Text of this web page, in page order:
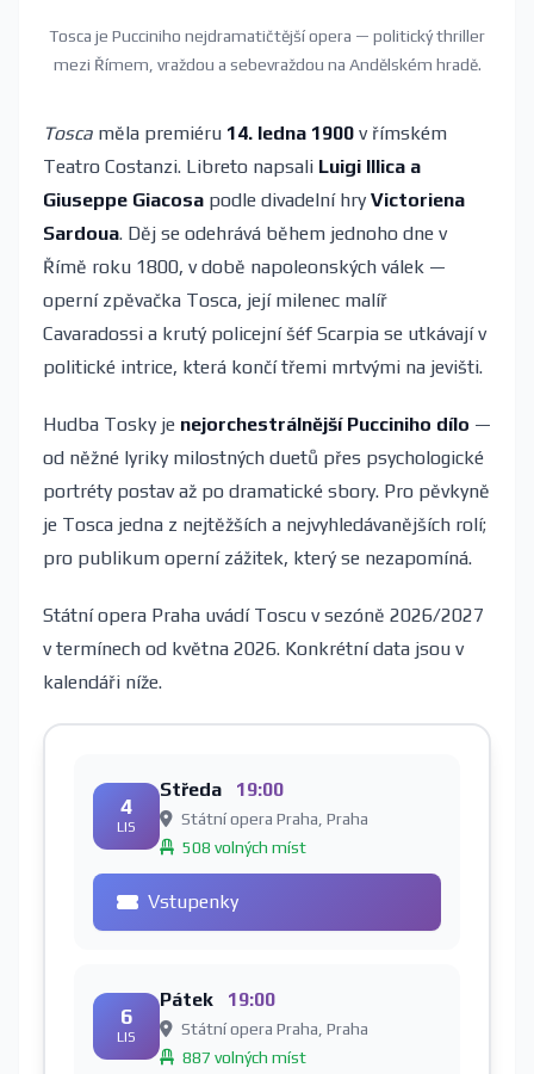
Tosca je Pucciniho nejdramatičtější opera — politický thriller
mezi Římem, vraždou a sebevraždou na Andělském hradě.
Tosca měla premiéru 14. ledna 1900 v římském
Teatro Costanzi. Libreto napsali Luigi Illica a
Giuseppe Giacosa podle divadelní hry Victoriena
Sardoua. Děj se odehrává během jednoho dne v
Římě roku 1800, v době napoleonských válek —
operní zpěvačka Tosca, její milenec malíř
Cavaradossi a krutý policejní šéf Scarpia se utkávají v
politické intrice, která končí třemi mrtvými na jevišti.
Hudba Tosky je nejorchestrálnější Pucciniho dílo —
od něžné lyriky milostných duetů přes psychologické
portréty postav až po dramatické sbory. Pro pěvkyně
je Tosca jedna z nejtěžších a nejvyhledávanějších rolí;
pro publikum operní zážitek, který se nezapomíná.
Státní opera Praha uvádí Toscu v sezóně 2026/2027
v termínech od května 2026. Konkrétní data jsou v
kalendáři níže.
4
LIS
Středa 19:00
Státní opera Praha, Praha
508 volných míst
Vstupenky
6
LIS
Pátek 19:00
Státní opera Praha, Praha
887 volných míst